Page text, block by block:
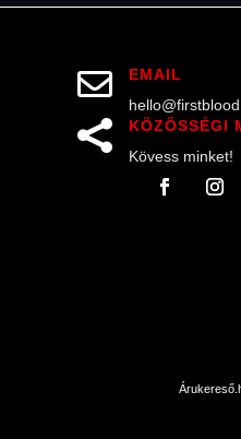

EMAIL

KÖZÖSSÉGI
Kövess minket!